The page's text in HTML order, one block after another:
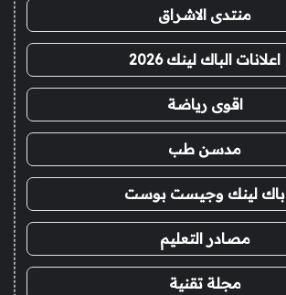
منتدى الاشراق
اعلانات الباك لينك 2026
اقوى رياضة
مدسن طب
باك لينك وجيست بوست
مصادر التعليم
مجلة تقنية